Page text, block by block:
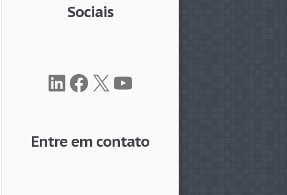
Sociais
LinkedIn
Facebook
X Youtube
Entre em contato